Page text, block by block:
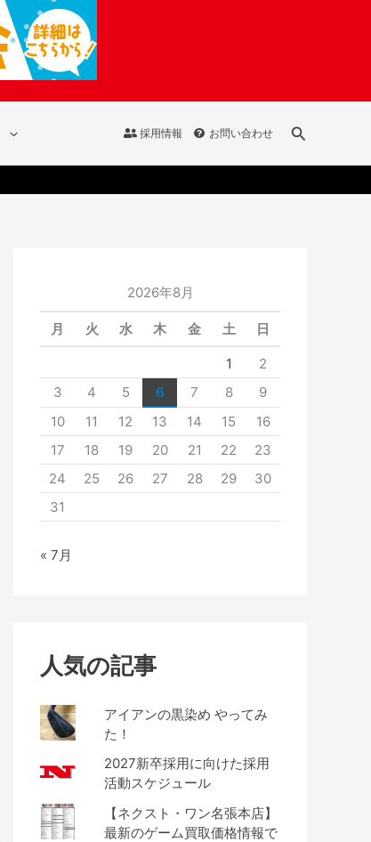
採用情報 お問い合わせ
検
2026年8月
月 火 水 木 金 土 日
1
2
3
4 5 6 7 8
9
10
11 12 13 14 15
16
17
18 19 20 21 22
23
24
25 26 27 28 29
30
31
« 7月
人気の記事
アイアンの黒染め やってみ
た！
2027新卒採用に向けた採用
活動スケジュール
【ネクスト・ワン名張本店】
最新のゲーム買取価格情報で